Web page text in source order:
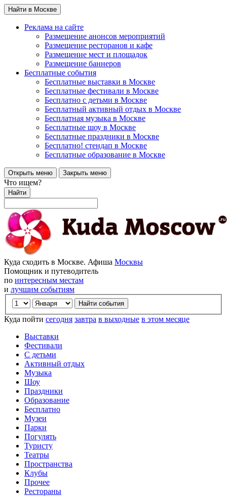
Найти в Москве
Реклама на сайте
Размещение анонсов мероприятий
Размещение ресторанов и кафе
Размещение мест и площадок
Размещение баннеров
Бесплатные события
Бесплатные выставки в Москве
Бесплатные фестивали в Москве
Бесплатно с детьми в Москве
Бесплатный активный отдых в Москве
Бесплатная музыка в Москве
Бесплатные шоу в Москве
Бесплатные праздники в Москве
Бесплатно! стендап в Москве
Бесплатные образование в Москве
Открыть меню Закрыть меню
Что ищем?
Найти
Куда сходить в Москве. Афиша Москвы
Помощник и путеводитель
по интересным местам
и лучшим событиям
Куда пойти сегодня завтра в выходные в этом месяце
Выставки
Фестивали
С детьми
Активный отдых
Музыка
Шоу
Праздники
Образование
Бесплатно
Музеи
Парки
Погулять
Туристу
Театры
Пространства
Клубы
Прочее
Рестораны